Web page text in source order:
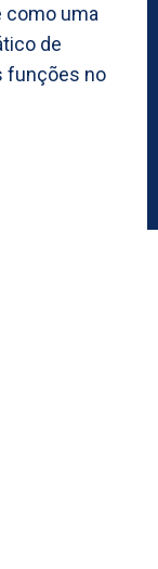
como uma
de
funções no